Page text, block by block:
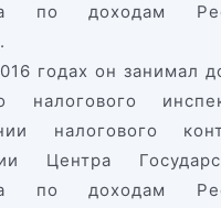
по доходам
годах он занимал
налогового
налогового
Центра
по доходам